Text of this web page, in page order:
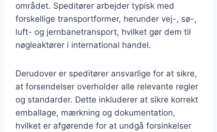
området. Speditører arbejder typisk med
forskellige transportformer, herunder vej-, sø-,
luft- og jernbanetransport, hvilket gør dem til
nøgleaktører i international handel.
Derudover er speditører ansvarlige for at sikre,
at forsendelser overholder alle relevante regler
og standarder. Dette inkluderer at sikre korrekt
emballage, mærkning og dokumentation,
hvilket er afgørende for at undgå forsinkelser